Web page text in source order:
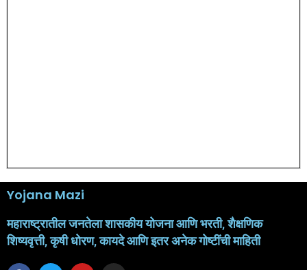
Yojana Mazi
महाराष्ट्रातील जनतेला शासकीय योजना आणि भरती, शैक्षणिक
शिष्यवृत्ती, कृषी धोरण, कायदे आणि इतर अनेक गोष्टींची माहिती